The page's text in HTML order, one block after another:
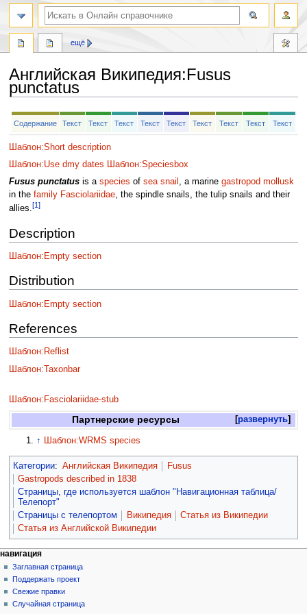
Английская Википедия:Fusus
punctatus
Перейти
Перейти
Содержание Текст Текст Текст Текст Текст Текст Текст Текст Текст
Шаблон:Short description
Шаблон:Use dmy dates Шаблон:Speciesbox
Fusus punctatusis a species of sea snail , a marine gastropod mollusk
in the family Fasciolariidae, the spindle snails, the tulip snails and their
allies.[1]
Description
Шаблон:Empty section
Distribution
Шаблон:Empty section
References
Шаблон:Reflist
Шаблон:Taxonbar
Шаблон:Fasciolariidae-stub
развернуть
Партнерские ресурсы
↑ Шаблон:WRMS species
Категории: Английская Википедия
Fusus
Gastropods described in 1838
Страницы, где используется шаблон "Навигационная таблица/
Телепорт"
Страницы с телепортом
Википедия
Статья из Википедии
Статья из Английской Википедии
ещё
навигация
Заглавная страница
Поддержать проект
Свежие правки
Случайная страница